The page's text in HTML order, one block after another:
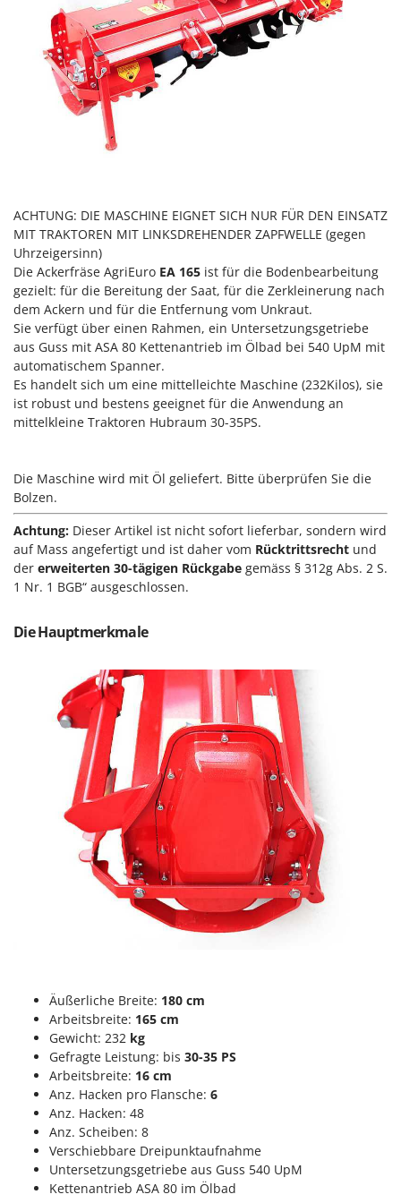
Heckenscheren
Heißluftfritteusen
Heizkanonen und Elektroheizer
Hochdruckreiniger
Hochgrasmäher
Holzbacköfen Außenbereich für Pizza und Braten
K
Kabelpflüge für die Drainage
Kartoffellegemaschine für Traktoren
Kartoffelroder für Traktoren
Kehrmaschinen
Kettensägen
Kippbare Heckschaufeln für Traktoren
Klimaanlagen – Klimageräte
Kompressoren - elektrisch
Kompressoren für Ernte und Baumschnitt
Kreiseleggen
Küchenreiben - elektrisch
Kükenaufzuchtboxen
L
Laubsauger - Laubbläser
Laubsauger auf Rädern
Luftentfeuchter
Luftkühler
Mähroboter
Maisentkörnungsmaschinen
Manuelle Heckenscheren
Mehrzweck-Sauggeräte
Minibacköfen
Mulcher für Traktor
Notstromaggregat
Nudelmaschinen
Obstmühlen Obsthäcksler Obstmuser
Obstpressen
Olivenernter und Schüttler
Comet
Cresco
Cruccolini
CTEK
Dal Degan
DeWalt
Di Martino
Diavola Pro
Diesse
Docma
Dominion
Dreame
E
EcoFlow
Edilmark
Effeuno
Einhell
Elegen
Enotecnica Pillan
EuroMech
Eurosystems
Fama Industrie
Famag
Famur
FARMER
FIAC
FIEM
Fimar
FINI
Fiorentini
Fiskars
Flymo
Fontana Forni
ACHTUNG: DIE MASCHINE EIGNET SICH NUR FÜR DEN EINSATZ
MIT TRAKTOREN MIT LINKSDREHENDER ZAPFWELLE (gegen
Uhrzeigersinn)
Die Ackerfräse AgriEuro EA 165 ist für die Bodenbearbeitung
gezielt: für die Bereitung der Saat, für die Zerkleinerung nach
dem Ackern und für die Entfernung vom Unkraut.
Sie verfügt über einen Rahmen, ein Untersetzungsgetriebe
aus Guss mit ASA 80 Kettenantrieb im Ölbad bei 540 UpM mit
automatischem Spanner.
Es handelt sich um eine mittelleichte Maschine (232Kilos), sie
ist robust und bestens geeignet für die Anwendung an
mittelkleine Traktoren Hubraum 30-35PS.
Die Maschine wird mit Öl geliefert. Bitte überprüfen Sie die
Bolzen.
Achtung: Dieser Artikel ist nicht sofort lieferbar, sondern wird
auf Mass angefertigt und ist daher vom Rücktrittsrecht und
der erweiterten 30-tägigen Rückgabe gemäss § 312g Abs. 2 S.
1 Nr. 1 BGB“ ausgeschlossen.
Die Hauptmerkmale
Äußerliche Breite: 180 cm
Arbeitsbreite: 165 cm
Gewicht: 232 kg
Gefragte Leistung: bis 30-35 PS
Arbeitsbreite: 16 cm
Anz. Hacken pro Flansche: 6
Anz. Hacken: 48
Anz. Scheiben: 8
Verschiebbare Dreipunktaufnahme
Untersetzungsgetriebe aus Guss 540 UpM
Kettenantrieb ASA 80 im Ölbad